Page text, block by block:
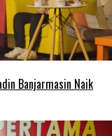
Banjarmasin Naik